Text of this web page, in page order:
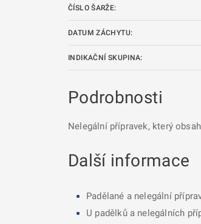
ČÍSLO ŠARŽE:
DATUM ZÁCHYTU:
INDIKAČNÍ SKUPINA:
Podrobnosti
Nelegální přípravek, který
Další informace
Padělané a nelegální
U padělků a nelegálních